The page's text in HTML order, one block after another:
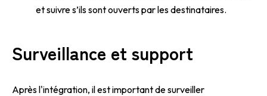
et suivre s’ils sont ouverts par les destinataires.
Surveillance et support
Après l'intégration, il est important de surveiller